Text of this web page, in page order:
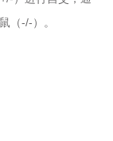
（-/-）。